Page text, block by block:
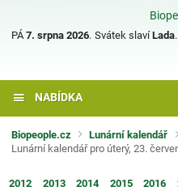
PÁ 7. srpna 2026. Svátek slavíLada.
NABÍDKA
Biopeople.cz Lunární kalendář
Lunární kalendář pro úterý, 23.
2012 2013 2014 2015 2016